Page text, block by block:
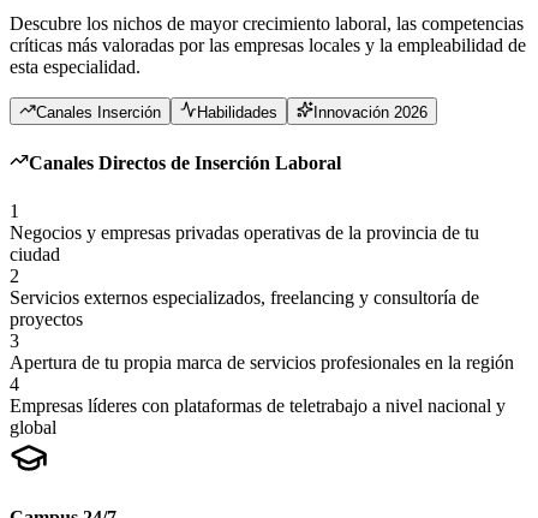
Descubre los nichos de mayor crecimiento laboral, las competencias
críticas más valoradas por las empresas locales y la empleabilidad de
esta especialidad.
Canales Inserción Habilidades Innovación 2026
Canales Directos de Inserción Laboral
1
Negocios y empresas privadas operativas de la provincia de tu
ciudad
2
Servicios externos especializados, freelancing y consultoría de
proyectos
3
Apertura de tu propia marca de servicios profesionales en la región
4
Empresas líderes con plataformas de teletrabajo a nivel nacional y
global